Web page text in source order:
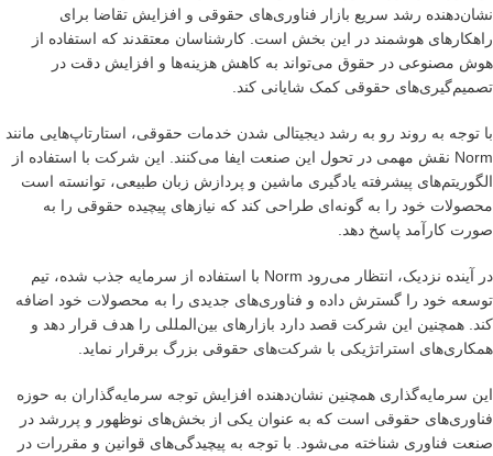
نشان‌دهنده رشد سریع بازار فناوری‌های حقوقی و افزایش تقاضا برای
راهکارهای هوشمند در این بخش است. کارشناسان معتقدند که استفاده از
هوش مصنوعی در حقوق می‌تواند به کاهش هزینه‌ها و افزایش دقت در
تصمیم‌گیری‌های حقوقی کمک شایانی کند.
با توجه به روند رو به رشد دیجیتالی شدن خدمات حقوقی، استارتاپ‌هایی مانند
Norm نقش مهمی در تحول این صنعت ایفا می‌کنند. این شرکت با استفاده از
الگوریتم‌های پیشرفته یادگیری ماشین و پردازش زبان طبیعی، توانسته است
محصولات خود را به گونه‌ای طراحی کند که نیازهای پیچیده حقوقی را به
صورت کارآمد پاسخ دهد.
در آینده نزدیک، انتظار می‌رود Norm با استفاده از سرمایه جذب شده، تیم
توسعه خود را گسترش داده و فناوری‌های جدیدی را به محصولات خود اضافه
کند. همچنین این شرکت قصد دارد بازارهای بین‌المللی را هدف قرار دهد و
همکاری‌های استراتژیکی با شرکت‌های حقوقی بزرگ برقرار نماید.
این سرمایه‌گذاری همچنین نشان‌دهنده افزایش توجه سرمایه‌گذاران به حوزه
فناوری‌های حقوقی است که به عنوان یکی از بخش‌های نوظهور و پررشد در
صنعت فناوری شناخته می‌شود. با توجه به پیچیدگی‌های قوانین و مقررات در